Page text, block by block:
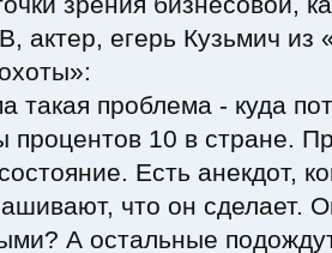
актер, егерь Кузьмич из
такая проблема - куда
процентов 10 в стране.
Есть анекдот,
что он сделает.
А остальные